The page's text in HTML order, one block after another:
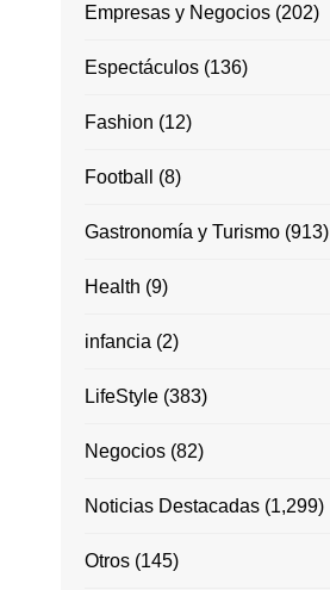
Empresas y Negocios (202)
Espectáculos (136)
Fashion (12)
Football (8)
Gastronomía y Turismo (913)
Health (9)
infancia (2)
LifeStyle (383)
Negocios (82)
Noticias Destacadas (1,299)
Otros (145)